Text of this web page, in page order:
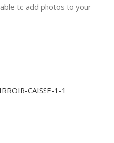
to add photos to your